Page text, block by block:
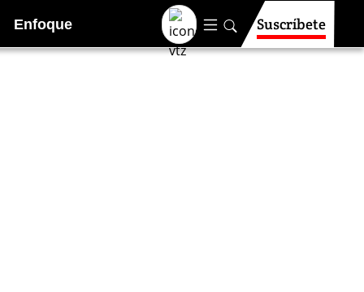
Enfoque Suscríbete